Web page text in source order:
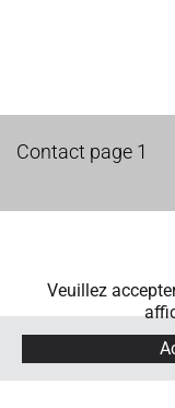
Contact page 1
Veuillez